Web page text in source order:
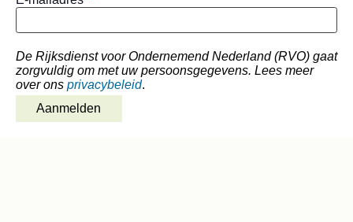
Aanmelden
De Rijksdienst voor Ondernemend Nederland (RVO) gaat
zorgvuldig om met uw persoonsgegevens. Lees meer
over ons privacybeleid.